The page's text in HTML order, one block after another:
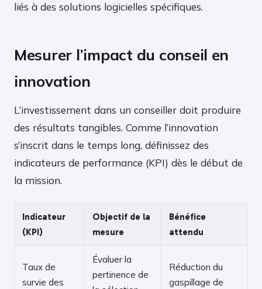
liés à des solutions logicielles spécifiques.
Mesurer l’impact du conseil en
innovation
L’investissement dans un conseiller doit produire
des résultats tangibles. Comme l’innovation
s’inscrit dans le temps long, définissez des
indicateurs de performance (KPI) dès le début de
la mission.
Indicateur
(KPI)
Objectif de la
mesure
Bénéfice
attendu
Taux de
survie des
Évaluer la
pertinence de
Réduction du
gaspillage de